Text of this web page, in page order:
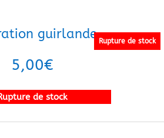
guirlande
5,00€
Rupture de stock
de stock